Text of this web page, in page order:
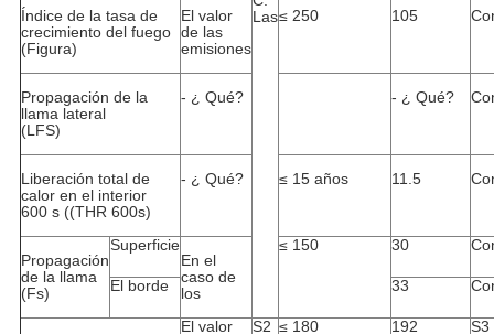
Índice de la tasa de
crecimiento del fuego
(Figura)
El valor
de las
emisiones
Las≤ 250 105
Propagación de la
llama lateral
(LFS)
- ¿ Qué? - ¿ Qué?
Liberación total de
calor en el interior
600 s ((THR 600s)
- ¿ Qué? ≤ 15 años 11.5
Propagación
de la llama
(Fs)
Superficie
En el
caso de
los
≤ 150 30
El borde 33
El valor
S2 ≤ 180 192
S3